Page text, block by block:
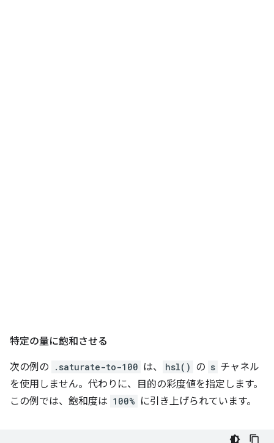
特定の量に飽和させる
次の例の .saturate-to-100 は、 hsl() の s チャネル
を使用しません。代わりに、目的の彩度値を指定します。
この例では、飽和度は 100% に引き上げられています。